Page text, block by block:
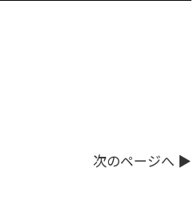
次のページへ ▶︎